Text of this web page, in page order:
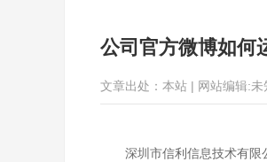
公司官方微博如何
文章出处：本站 | 网站编辑:未
深圳市信利信息技术有限